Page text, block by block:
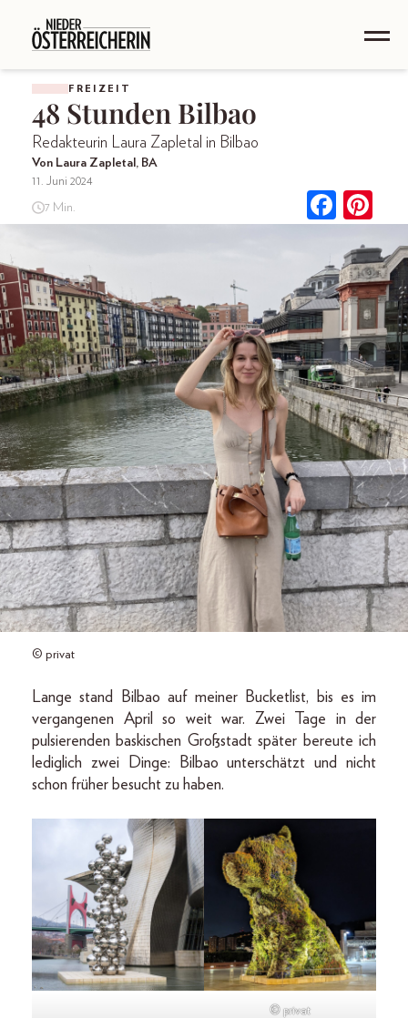
FREIZEIT
48 Stunden Bilbao
Redakteurin Laura Zapletal in Bilbao
Von Laura Zapletal, BA
11. Juni 2024
7 Min.
© privat
Lange stand Bilbao auf meiner Bucketlist, bis es im
vergangenen April so weit war. Zwei Tage in der
pulsierenden baskischen Großstadt später bereute ich
lediglich zwei Dinge: Bilbao unterschätzt und nicht
schon früher besucht zu haben.
© privat